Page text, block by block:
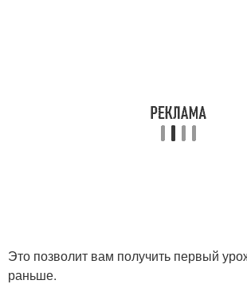
Это позволит вам получить первый
раньше.